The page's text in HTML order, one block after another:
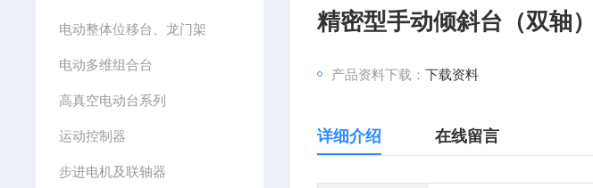
电动整体位移台、龙门架
电动多维组合台
高真空电动台系列
运动控制器
步进电机及联轴器
精密型手动倾斜台（双轴
产品资料下载：下载资料
详细介绍 在线留言